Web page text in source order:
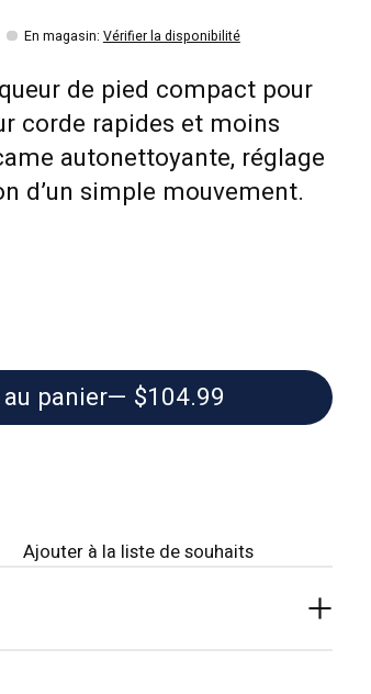
En magasin: Vérifier la disponibilité
de pied compact pour
corde rapides et moins
autonettoyante, réglage
d’un simple mouvement.
panier
— $104.99
Ajouter à la liste de souhaits